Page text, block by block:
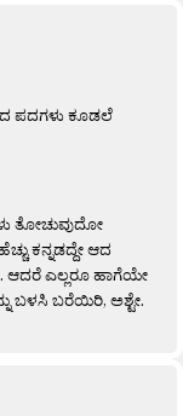
ಪದಗಳು ಕೂಡಲೆ
ತೋಚುವುದೋ
ಕನ್ನಡದ್ದೇ ಆದ
ಆದರೆ ಎಲ್ಲರೂ ಹಾಗೆಯೇ
ಬಳಸಿ ಬರೆಯಿರಿ, ಅಶ್ಟೇ.